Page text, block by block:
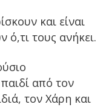
και είναι
ό,τι τους ανήκει.
από τον
τον Χάρη και